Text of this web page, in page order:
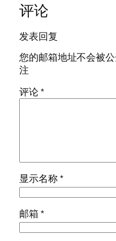
评论
发表回复
您的邮箱地址不会被公
注
评论*
显示名称*
邮箱*